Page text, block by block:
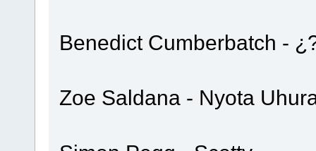
Benedict Cumberbatch -
Zoe Saldana - Nyota